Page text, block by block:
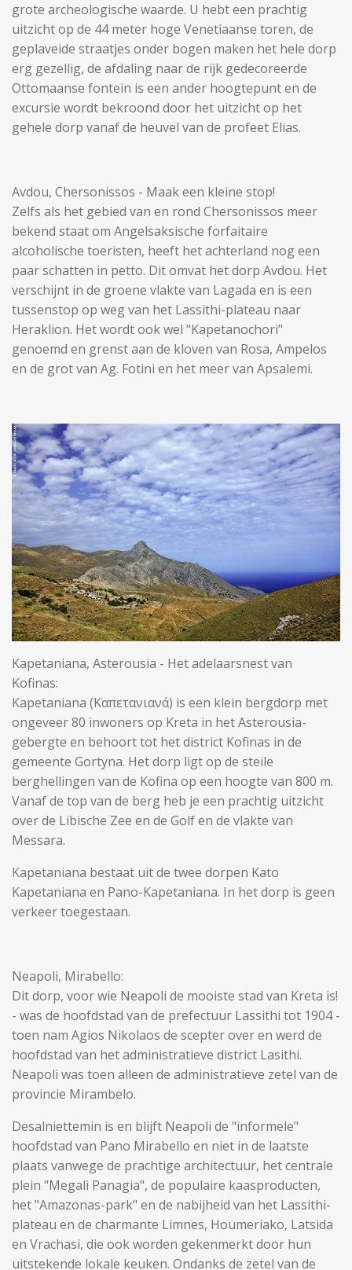
grote archeologische waarde. U hebt een prachtig
uitzicht op de 44 meter hoge Venetiaanse toren, de
geplaveide straatjes onder bogen maken het hele dorp
erg gezellig, de afdaling naar de rijk gedecoreerde
Ottomaanse fontein is een ander hoogtepunt en de
excursie wordt bekroond door het uitzicht op het
gehele dorp vanaf de heuvel van de profeet Elias.
Avdou, Chersonissos - Maak een kleine stop!
Zelfs als het gebied van en rond Chersonissos meer
bekend staat om Angelsaksische forfaitaire
alcoholische toeristen, heeft het achterland nog een
paar schatten in petto. Dit omvat het dorp Avdou. Het
verschijnt in de groene vlakte van Lagada en is een
tussenstop op weg van het Lassithi-plateau naar
Heraklion. Het wordt ook wel "Kapetanochori"
genoemd en grenst aan de kloven van Rosa, Ampelos
en de grot van Ag. Fotini en het meer van Apsalemi.
Kapetaniana, Asterousia - Het adelaarsnest van
Kofinas:
Kapetaniana (Καπετανιανά) is een klein bergdorp met
ongeveer 80 inwoners op Kreta in het Asterousia-
gebergte en behoort tot het district Kofinas in de
gemeente Gortyna. Het dorp ligt op de steile
berghellingen van de Kofina op een hoogte van 800 m.
Vanaf de top van de berg heb je een prachtig uitzicht
over de Libische Zee en de Golf en de vlakte van
Messara.
Kapetaniana bestaat uit de twee dorpen Kato
Kapetaniana en Pano-Kapetaniana. In het dorp is geen
verkeer toegestaan.
Neapoli, Mirabello:
Dit dorp, voor wie Neapoli de mooiste stad van Kreta is!
- was de hoofdstad van de prefectuur Lassithi tot 1904 -
toen nam Agios Nikolaos de scepter over en werd de
hoofdstad van het administratieve district Lasithi.
Neapoli was toen alleen de administratieve zetel van de
provincie Mirambelo.
Desalniettemin is en blijft Neapoli de "informele"
hoofdstad van Pano Mirabello en niet in de laatste
plaats vanwege de prachtige architectuur, het centrale
plein "Megali Panagia", de populaire kaasproducten,
het "Amazonas-park" en de nabijheid van het Lassithi-
plateau en de charmante Limnes, Houmeriako, Latsida
en Vrachasi, die ook worden gekenmerkt door hun
uitstekende lokale keuken. Ondanks de zetel van de